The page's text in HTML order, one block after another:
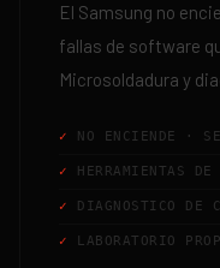
El Samsung no
fallas de software
Microsoldadura y
NO ENCIENDE ·
HERRAMIENTAS
DIAGNOSTICO DE
LABORATORIO